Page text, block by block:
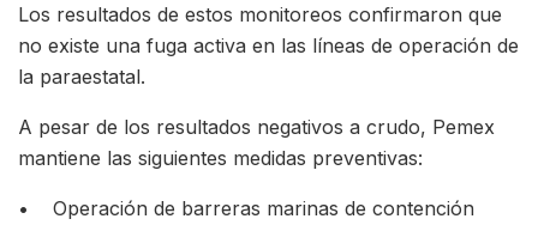
Los resultados de estos monitoreos confirmaron que
no existe una fuga activa en las líneas de operación de
la paraestatal.
A pesar de los resultados negativos a crudo, Pemex
mantiene las siguientes medidas preventivas:
• Operación de barreras marinas de contención